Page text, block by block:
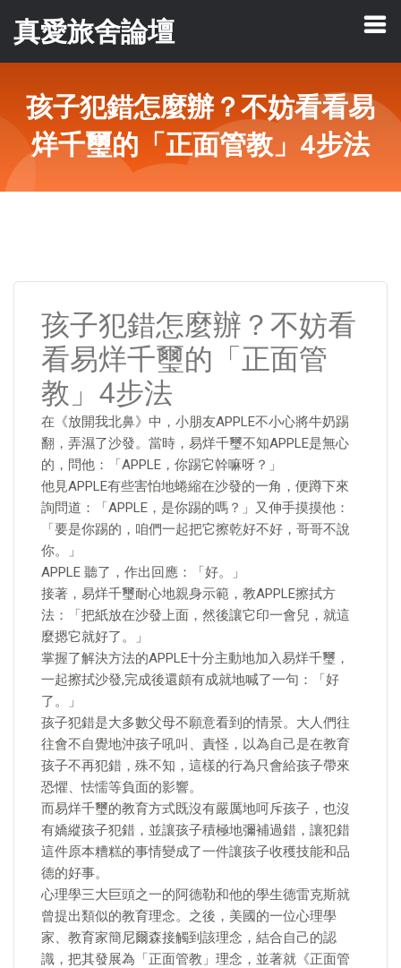
真愛旅舍論壇
孩子犯錯怎麼辦？不妨看看易
烊千璽的「正面管教」4步法
孩子犯錯怎麼辦？不妨看
看易烊千璽的「正面管
教」4步法
在《放開我北鼻》中，小朋友APPLE不小心將牛奶踢
翻，弄濕了沙發。當時，易烊千璽不知APPLE是無心
的，問他：「APPLE，你踢它幹嘛呀？」
他見APPLE有些害怕地蜷縮在沙發的一角，便蹲下來
詢問道：「APPLE，是你踢的嗎？」又伸手摸摸他：
「要是你踢的，咱們一起把它擦乾好不好，哥哥不說
你。」
APPLE 聽了，作出回應：「好。」
接著，易烊千璽耐心地親身示範，教APPLE擦拭方
法：「把紙放在沙發上面，然後讓它印一會兒，就這
麼摁它就好了。」
掌握了解決方法的APPLE十分主動地加入易烊千璽，
一起擦拭沙發,完成後還頗有成就地喊了一句：「好
了。」
孩子犯錯是大多數父母不願意看到的情景。大人們往
往會不自覺地沖孩子吼叫、責怪，以為自己是在教育
孩子不再犯錯，殊不知，這樣的行為只會給孩子帶來
恐懼、怯懦等負面的影響。
而易烊千璽的教育方式既沒有嚴厲地呵斥孩子，也沒
有嬌縱孩子犯錯，並讓孩子積極地彌補過錯，讓犯錯
這件原本糟糕的事情變成了一件讓孩子收穫技能和品
德的好事。
心理學三大巨頭之一的阿德勒和他的學生德雷克斯就
曾提出類似的教育理念。之後，美國的一位心理學
家、教育家簡尼爾森接觸到該理念，結合自己的認
識，把其發展為「正面管教」理念，並著就《正面管